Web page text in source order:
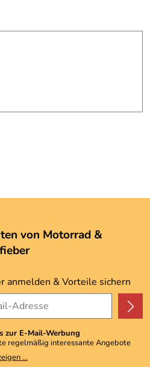
von Motorrad &
anmelden & Vorteile sichern
zur E-Mail-Werbung
regelmäßig interessante Angebote
erhalten. Meine E-Mail-Adresse wird
Unternehmen weitergegeben. Zu
...